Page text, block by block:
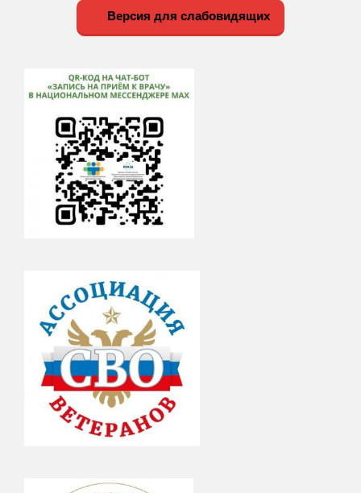
Версия для слабовидящих